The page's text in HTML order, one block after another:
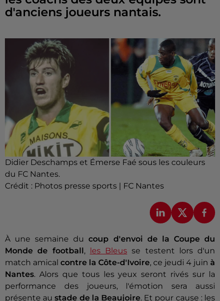
d'anciens joueurs nantais.
Didier Deschamps et Émerse Faé sous les couleurs
du FC Nantes.
Crédit : Photos presse sports | FC Nantes
À une semaine du coup d'envoi de la Coupe du
Monde de football , les Bleus se testent lors d'un
match amical contre la Côte-d'Ivoire, ce jeudi 4 juin à
Nantes. Alors que tous les yeux seront rivés sur la
performance des joueurs, l'émotion sera aussi
présente au stade de la Beaujoire. Et pour cause : les